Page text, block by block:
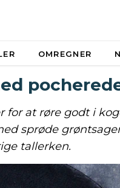
OMREGNER
at røre godt i
sprøde
tallerken.